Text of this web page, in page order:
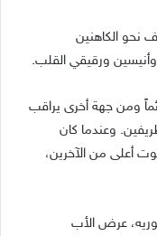
نحو الكاهنين
ورقيقي القلب.
ومن جهة أخرى يراقب
وعندما كان
أعلى من الآخرين،
عرض الأب